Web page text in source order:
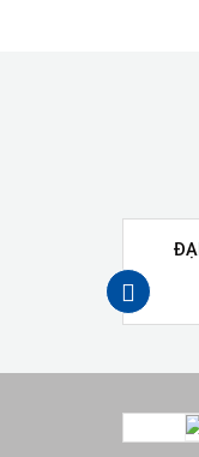
prev